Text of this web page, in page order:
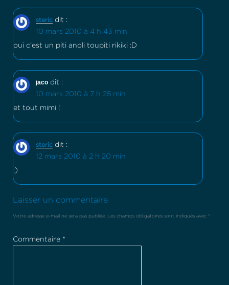
steric dit :
10 mars 2010 à 4 h 43 min
oui c’est un piti anoli toupiti rikiki :D
jaco dit :
10 mars 2010 à 7 h 25 min
et tout mimi !
steric dit :
12 mars 2010 à 2 h 20 min
:)
Laisser un commentaire
Votre adresse e-mail ne sera pas publiée. Les champs obligatoires sont indiqués avec *
Commentaire *